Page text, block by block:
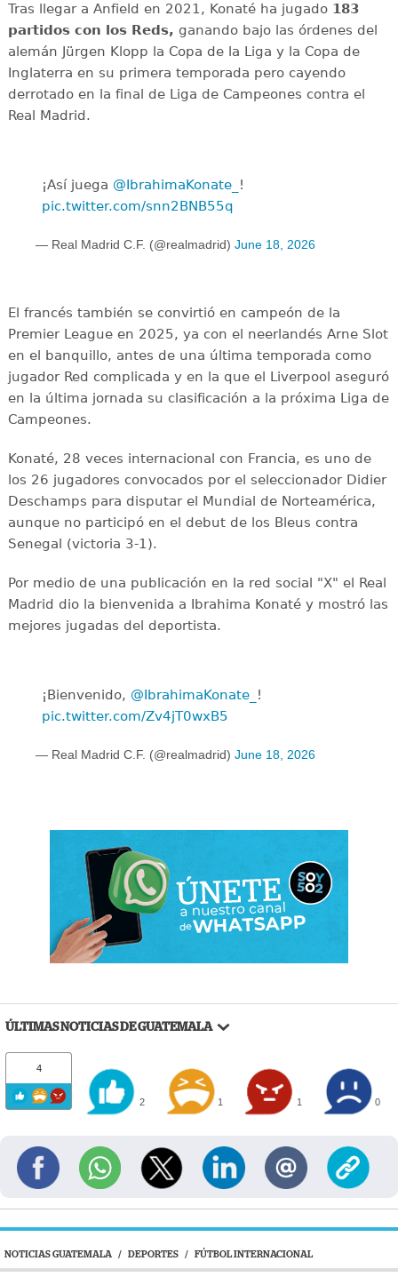
Tras llegar a Anfield en 2021, Konaté ha jugado 183
partidos con los Reds, ganando bajo las órdenes del
alemán Jürgen Klopp la Copa de la Liga y la Copa de
Inglaterra en su primera temporada pero cayendo
derrotado en la final de Liga de Campeones contra el
Real Madrid.
¡Así juega @IbrahimaKonate_ !
pic.twitter.com/snn2BNB55q
— Real Madrid C.F. (@realmadrid) June 18, 2026
El francés también se convirtió en campeón de la
Premier League en 2025, ya con el neerlandés Arne Slot
en el banquillo, antes de una última temporada como
jugador Red complicada y en la que el Liverpool aseguró
en la última jornada su clasificación a la próxima Liga de
Campeones.
Konaté, 28 veces internacional con Francia, es uno de
los 26 jugadores convocados por el seleccionador Didier
Deschamps para disputar el Mundial de Norteamérica,
aunque no participó en el debut de los Bleus contra
Senegal (victoria 3-1).
Por medio de una publicación en la red social "X" el Real
Madrid dio la bienvenida a Ibrahima Konaté y mostró las
mejores jugadas del deportista.
¡Bienvenido, @IbrahimaKonate_ !
pic.twitter.com/Zv4jT0wxB5
— Real Madrid C.F. (@realmadrid) June 18, 2026
ÚLTIMAS NOTICIAS DE GUATEMALA
4
2 1 1 0
NOTICIAS GUATEMALA / DEPORTES / FÚTBOL INTERNACIONAL